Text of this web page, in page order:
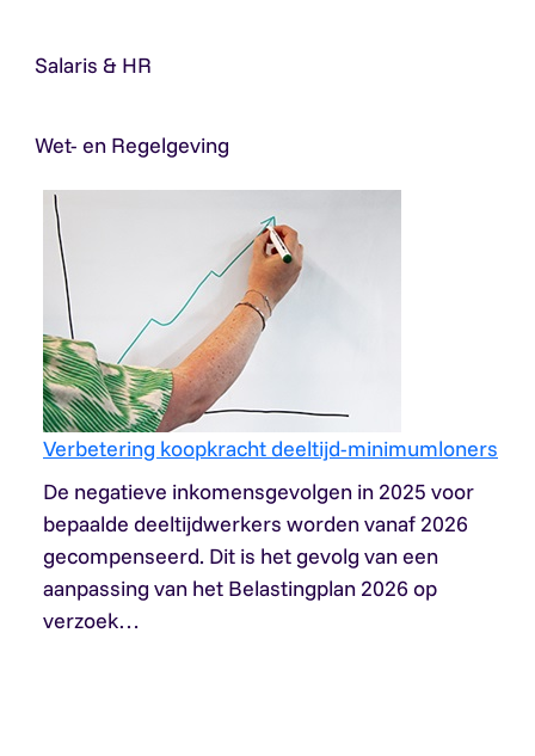
Salaris & HR
Wet- en Regelgeving
Verbetering koopkracht deeltijd-minimumloners
De negatieve inkomensgevolgen in 2025 voor
bepaalde deeltijdwerkers worden vanaf 2026
gecompenseerd. Dit is het gevolg van een
aanpassing van het Belastingplan 2026 op
verzoek…